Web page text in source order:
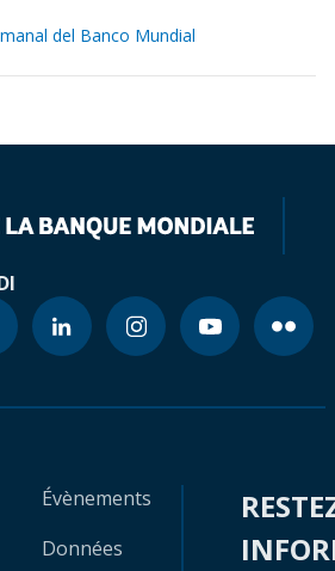
del Banco Mundial
Évènements
Données